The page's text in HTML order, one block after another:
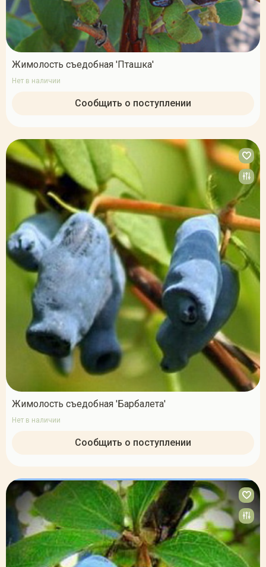
Жимолость съедобная 'Пташка'
Нет в наличии
Сообщить о поступлении
Жимолость съедобная 'Барбалета'
Нет в наличии
Сообщить о поступлении